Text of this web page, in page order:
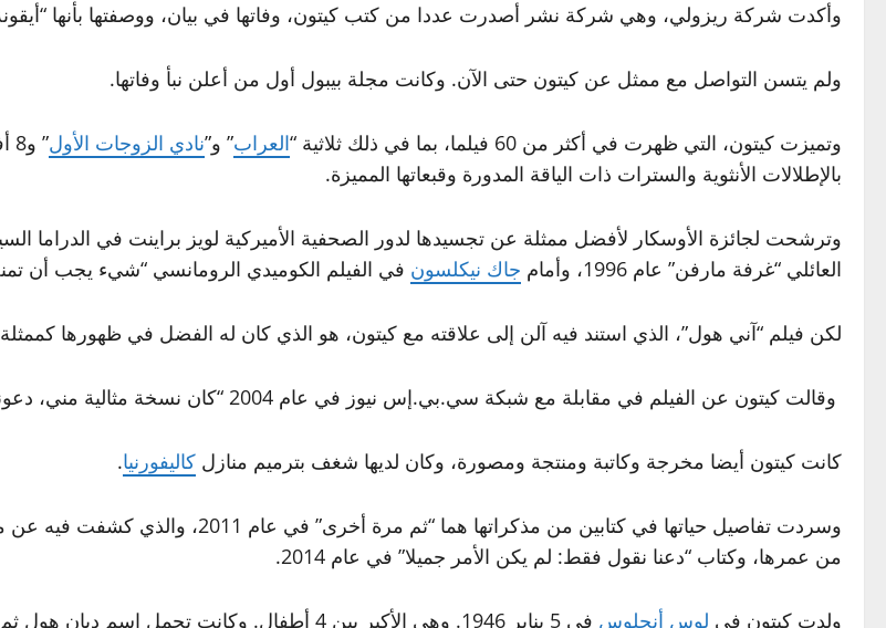
وأكدت شركة ريزولي، وهي شركة نشر أصدرت عددا من كتب كيتون، وفاتها في بيان، ووصفتها بأنها “أيقونة
ولم يتسن التواصل مع ممثل عن كيتون حتى الآن. وكانت مجلة بيبول أول من أعلن نبأ وفاتها.
وتميزت كيتون، التي ظهرت في أكثر من 60 فيلما، بما في ذلك ثلاثية “ العراب” و”نادي الزوجات الأول” و8 أفلام مع
بالإطلالات الأنثوية والسترات ذات الياقة المدورة وقبعاتها المميزة.
العائلي “غرفة مارفن” عام 1996، وأمام
جاك نيكلسون في الفيلم الكوميدي الرومانسي “شيء يجب أن
لكن فيلم “آني هول”، الذي استند فيه آلن إلى علاقته مع كيتون، هو الذي كان له الفضل في ظهورها
وقالت كيتون عن الفيلم في مقابلة مع شبكة سي.بي.إس نيوز في عام 2004 “كان نسخة مثالية مني، دعونا نضع الأمر على هذا النحو”.
كانت كيتون أيضا مخرجة وكاتبة ومنتجة ومصورة، وكان لديها شغف بترميم منازل كاليفورنيا.
وسردت تفاصيل حياتها في كتابين من
من عمرها، وكتاب “دعنا نقول فقط: لم يكن الأمر جميلا” في عام 2014.
ولدت كيتون في لوس أنجلوس
في 5 يناير 1946. وهي الأكبر بين 4 أطفال. وكانت